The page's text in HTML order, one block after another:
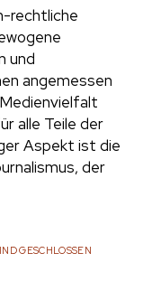
rechtliche
und
angemessen
alle Teile der
Aspekt ist die
der
GESCHLOSSEN